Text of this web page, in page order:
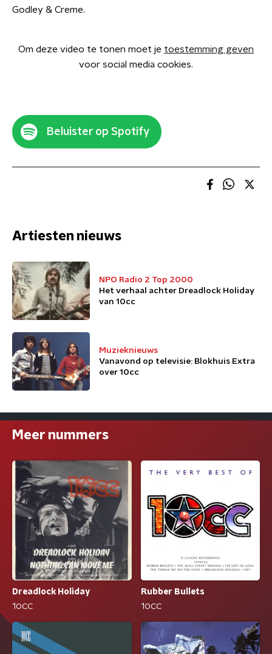
Godley & Creme.
Om deze video te tonen moet je toestemming geven
voor social media cookies.
Beluister op Spotify
Artiesten nieuws
NPO Radio 2 Top 2000
Het verhaal achter Dreadlock Holiday
van 10cc
Muzieknieuws
Vanavond op televisie: Blokhuis Extra
over 10cc
Meer nummers
Dreadlock Holiday
10CC
Rubber Bullets
10CC